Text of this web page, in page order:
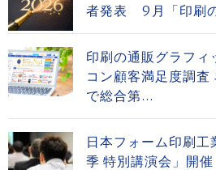
者発表 9月「印刷
印刷の通販グラフ
コン顧客満足度調査
で総合第...
日本フォーム印刷
季 特別講演会」開